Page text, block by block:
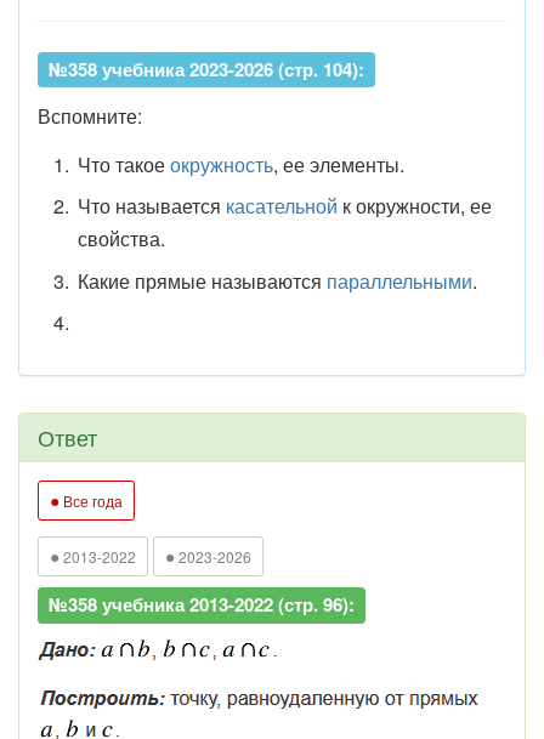
№358 учебника 2023-2026 (стр. 104):
Вспомните:
Что такоеокружность, ее элементы.
Что называется касательной к окружности, ее
свойства.
Какие прямые называются параллельными.
Ответ
● Все года
● 2013-2022 ● 2023-2026
№358 учебника 2013-2022 (стр. 96):